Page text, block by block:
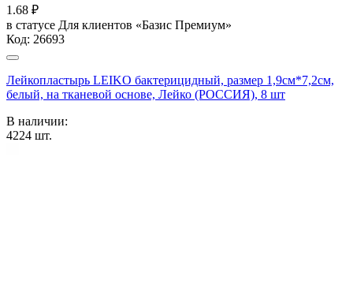
1.68 ₽
в статусе Для клиентов «Базис Премиум»
Код: 26693
Лейкопластырь LEIKO бактерицидный, размер 1,9см*7,2см,
белый, на тканевой основе, Лейко (РОССИЯ), 8 шт
В наличии:
4224 шт.